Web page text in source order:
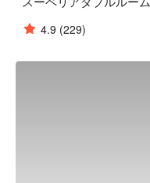
4.9 (229)